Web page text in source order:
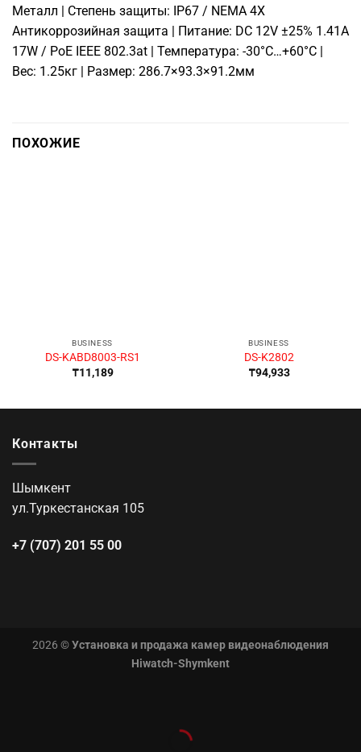
Металл | Степень защиты: IP67 / NEMA 4X
Антикоррозийная защита | Питание: DC 12V ±25% 1.41A
17W / PoE IEEE 802.3at | Температура: -30°C…+60°C |
Вес: 1.25кг | Размер: 286.7×93.3×91.2мм
ПОХОЖИЕ
BUSINESS
DS-KABD8003-RS1
₸11,189
BUSINESS
DS-K2802
₸94,933
Контакты
Шымкент
ул.Туркестанская 105
+7 (707) 201 55 00
2026 ©Установка и продажа камер видеонаблюдения
Hiwatch-Shymkent